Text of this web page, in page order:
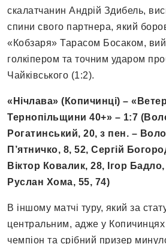
скалатчанин Андрій Здибель,
спини свого партнера, який
«Кобзаря» Тарасом Босаком,
голкіпером та точним ударом
Чайківського (1:2).
«Нічлава» (Копичинці) –
Тернопільщини 40+» – 1:7
Рогатинський, 20, з пен. –
П’ятничко, 8, 52, Сергій
Віктор Ковалик, 28, Ігор
Руслан Хома, 55, 74)
В іншому матчі туру, який за
центральним, адже у Копичинцях
чемпіон та срібний призер